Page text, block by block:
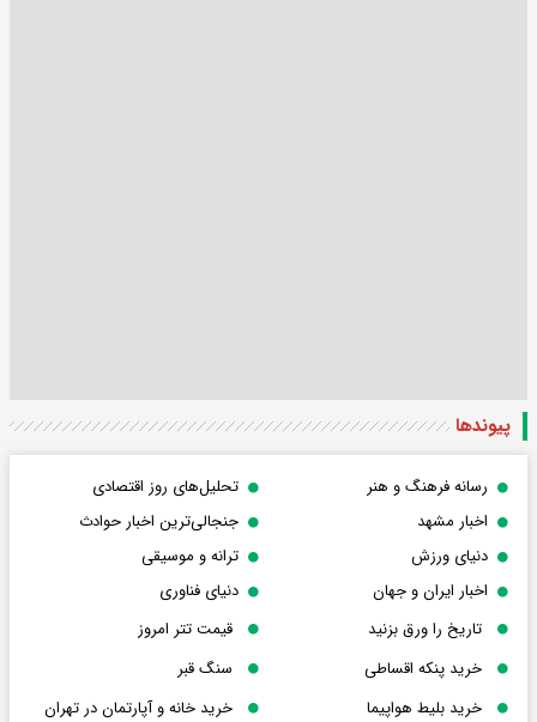
پیوندها
رسانه فرهنگ و هنر
تحلیل‌های روز اقتصادی
اخبار مشهد
جنجالی‌ترین اخبار حوادث
دنیای ورزش
ترانه و موسیقی
اخبار ایران و جهان
دنیای فناوری
تاریخ را ورق بزنید
قیمت تتر امروز
خرید پنکه اقساطی
سنگ قبر
خرید بلیط هواپیما
خرید خانه و آپارتمان در تهران